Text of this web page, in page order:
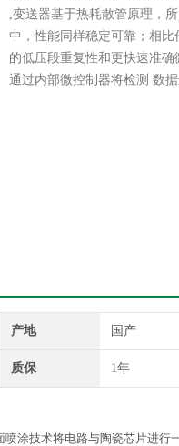
,变送器基于热耗散管原理，
中，性能同样稳定可靠；相
的低压段重复性和更快速准确
通过内部微控制器将检测 数
产地 国产
质保 1年
涂技术将电路与陶瓷芯片进行